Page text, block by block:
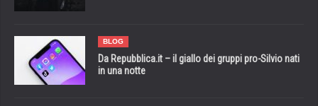
BLOG
Da Repubblica.it – il giallo dei gruppi pro-Silvio nati
in una notte